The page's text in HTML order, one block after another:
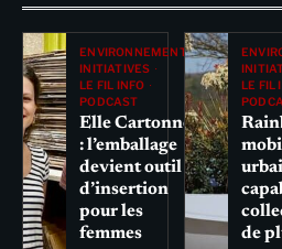
ENVIRONNEMENT
INITIATIVES
LE FIL INFO
PODCAST
Elle Cartonne
: l’emballage
devient outil
d’insertion
pour les
femmes
LE FIL
de